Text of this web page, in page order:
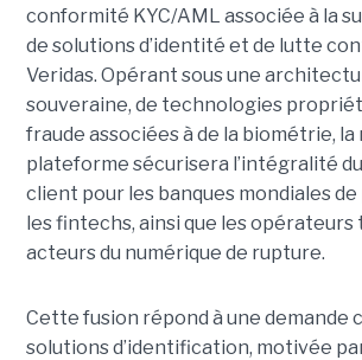
conformité KYC/AML associée à la
de solutions d’identité et de lutte
Veridas. Opérant sous une
souveraine, de technologies
fraude associées à de la biométrie, la
plateforme sécurisera l’intégralité
client pour les banques mondiales
les fintechs, ainsi que les opérateurs
acteurs du numérique de rupture.
Cette fusion répond à une demande
solutions d’identification, motivée